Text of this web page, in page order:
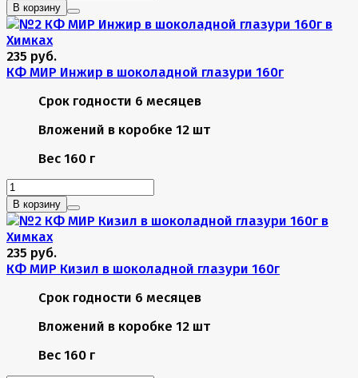
В корзину
235 руб.
КФ МИР Инжир в шоколадной глазури 160г
Срок годности 6 месяцев
Вложений в коробке 12 шт
Вес 160 г
В корзину
235 руб.
КФ МИР Кизил в шоколадной глазури 160г
Срок годности 6 месяцев
Вложений в коробке 12 шт
Вес 160 г